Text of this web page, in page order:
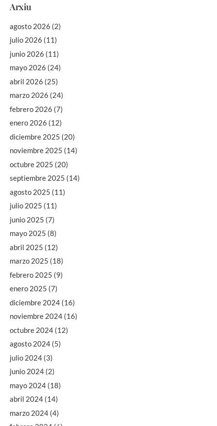
Arxiu
agosto 2026 (2)
julio 2026 (11)
junio 2026 (11)
mayo 2026 (24)
abril 2026 (25)
marzo 2026 (24)
febrero 2026 (7)
enero 2026 (12)
diciembre 2025 (20)
noviembre 2025 (14)
octubre 2025 (20)
septiembre 2025 (14)
agosto 2025 (11)
julio 2025 (11)
junio 2025 (7)
mayo 2025 (8)
abril 2025 (12)
marzo 2025 (18)
febrero 2025 (9)
enero 2025 (7)
diciembre 2024 (16)
noviembre 2024 (16)
octubre 2024 (12)
agosto 2024 (5)
julio 2024 (3)
junio 2024 (2)
mayo 2024 (18)
abril 2024 (14)
marzo 2024 (4)